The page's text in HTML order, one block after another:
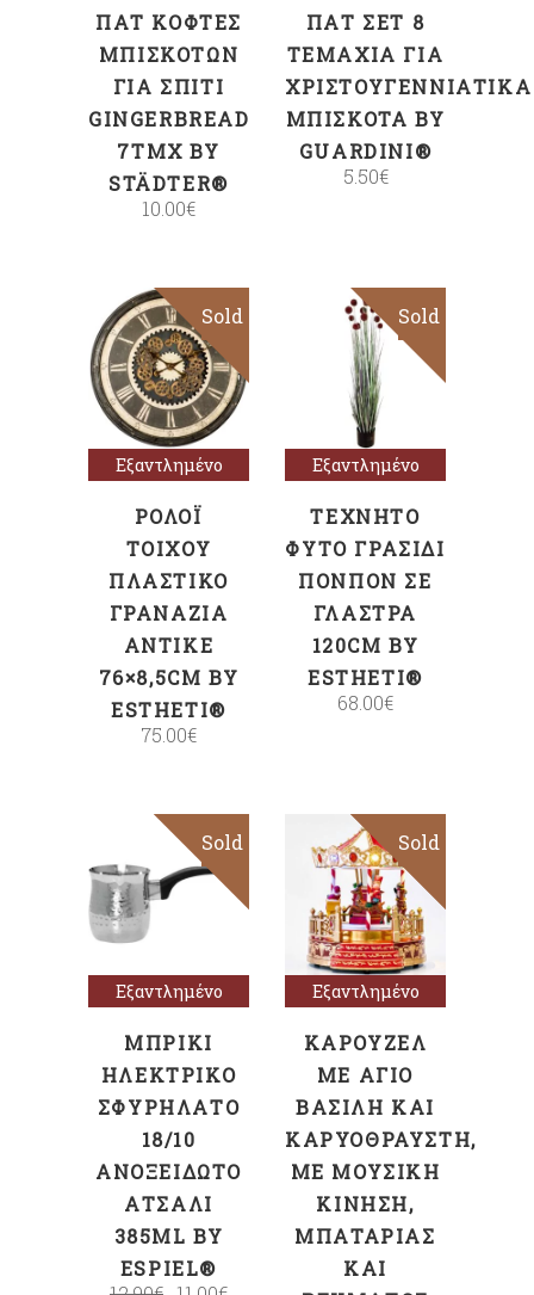
ΠΑΤ ΚΌΦΤΕΣ
ΜΠΙΣΚΌΤΩΝ
ΓΙΑ ΣΠΊΤΙ
GINGERBREAD
7ΤΜΧ BY
STÄDTER®
10.00€
ΠΑΤ ΣΕΤ 8
ΤΕΜΆΧΙΑ ΓΙΑ
ΧΡΙΣΤΟΥΓΕΝΝΙΆΤΙΚΑ
ΜΠΙΣΚΌΤΑ BY
GUARDINI®
5.50€
Εξαντλημένο
Sold
Διαβάστε
περισσότερα
ΡΟΛΌΙ
ΤΟΊΧΟΥ
ΠΛΑΣΤΙΚΌ
ΓΡΑΝΆΖΙΑ
ΑΝΤΙΚΈ
76×8,5CM BY
ESTHETI®
75.00€
Εξαντλημένο
Sold
Διαβάστε
περισσότερα
ΤΕΧΝΗΤΌ
ΦΥΤΌ ΓΡΑΣΊΔΙ
ΠΟΝΠΟΝ ΣΕ
ΓΛΆΣΤΡΑ
120CM BY
ESTHETI®
68.00€
Sale
Εξαντλημένο
Sold
Διαβάστε
περισσότερα
ΜΠΡΊΚΙ
ΗΛΕΚΤΡΙΚΌ
ΣΦΥΡΉΛΑΤΟ
18/10
ΑΝΟΞΕΊΔΩΤΟ
ΑΤΣΆΛΙ
385ML BY
ESPIEL®
Sale
Εξαντλημένο
Sold
Διαβάστε
περισσότερα
ΚΑΡΟΥΖΈΛ
ΜΕ ΆΓΙΟ
ΒΑΣΊΛΗ ΚΑΙ
ΚΑΡΥΟΘΡΑΎΣΤΗ,
ΜΕ ΜΟΥΣΙΚΉ
ΚΊΝΗΣΗ,
ΜΠΑΤΑΡΊΑΣ
ΚΑΙ